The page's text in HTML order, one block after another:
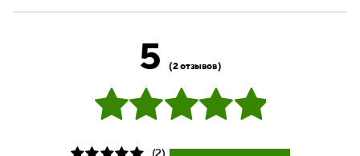
5 (2 отзывов)